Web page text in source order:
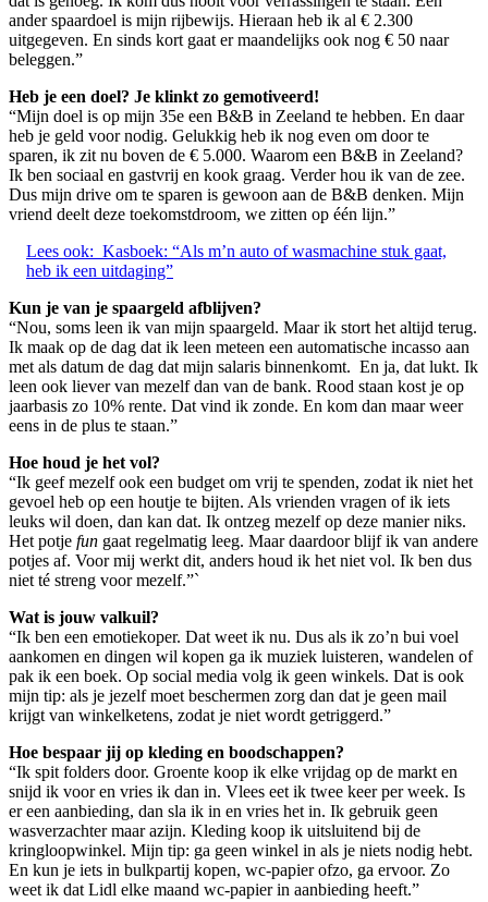
ander spaardoel is mijn rijbewijs. Hieraan heb ik al € 2.300
uitgegeven. En sinds kort gaat er maandelijks ook nog € 50 naar
beleggen.”
Heb je een doel? Je klinkt zo gemotiveerd!
“Mijn doel is op mijn 35e een B&B in Zeeland te hebben. En daar
heb je geld voor nodig. Gelukkig heb ik nog even om door te
sparen, ik zit nu boven de € 5.000. Waarom een B&B in Zeeland?
Ik ben sociaal en gastvrij en kook graag. Verder hou ik van de zee.
Dus mijn drive om te sparen is gewoon aan de B&B denken. Mijn
vriend deelt deze toekomstdroom, we zitten op één lijn.”
Lees ook: Kasboek: “Als m’n auto of wasmachine stuk gaat,
heb ik een uitdaging”
Kun je van je spaargeld afblijven?
“Nou, soms leen ik van mijn spaargeld. Maar ik stort het altijd terug.
Ik maak op de dag dat ik leen meteen een automatische incasso aan
met als datum de dag dat mijn salaris binnenkomt. En ja, dat lukt. Ik
leen ook liever van mezelf dan van de bank. Rood staan kost je op
jaarbasis zo 10% rente. Dat vind ik zonde. En kom dan maar weer
eens in de plus te staan.”
Hoe houd je het vol?
“Ik geef mezelf ook een budget om vrij te spenden, zodat ik niet het
gevoel heb op een houtje te bijten. Als vrienden vragen of ik iets
leuks wil doen, dan kan dat. Ik ontzeg mezelf op deze manier niks.
Het potje fun gaat regelmatig leeg. Maar daardoor blijf ik van andere
potjes af. Voor mij werkt dit, anders houd ik het niet vol. Ik ben dus
niet té streng voor mezelf.”`
Wat is jouw valkuil?
“Ik ben een emotiekoper. Dat weet ik nu. Dus als ik zo’n bui voel
aankomen en dingen wil kopen ga ik muziek luisteren, wandelen of
pak ik een boek. Op social media volg ik geen winkels. Dat is ook
mijn tip: als je jezelf moet beschermen zorg dan dat je geen mail
krijgt van winkelketens, zodat je niet wordt getriggerd.”
Hoe bespaar jij op kleding en boodschappen?
“Ik spit folders door. Groente koop ik elke vrijdag op de markt en
snijd ik voor en vries ik dan in. Vlees eet ik twee keer per week. Is
er een aanbieding, dan sla ik in en vries het in. Ik gebruik geen
wasverzachter maar azijn. Kleding koop ik uitsluitend bij de
kringloopwinkel. Mijn tip: ga geen winkel in als je niets nodig hebt.
En kun je iets in bulkpartij kopen, wc-papier ofzo, ga ervoor. Zo
weet ik dat Lidl elke maand wc-papier in aanbieding heeft.”